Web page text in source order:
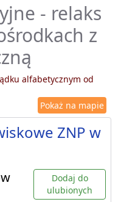
- relaks
z
alfabetycznym od
Pokaż na mapie
ZNP w
Dodaj do
ulubionych